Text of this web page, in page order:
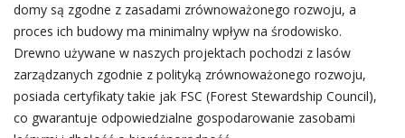
domy są zgodne z zasadami zrównoważonego rozwoju, a
proces ich budowy ma minimalny wpływ na środowisko.
Drewno używane w naszych projektach pochodzi z lasów
zarządzanych zgodnie z polityką zrównoważonego rozwoju,
posiada certyfikaty takie jak FSC (Forest Stewardship Council),
co gwarantuje odpowiedzialne gospodarowanie zasobami